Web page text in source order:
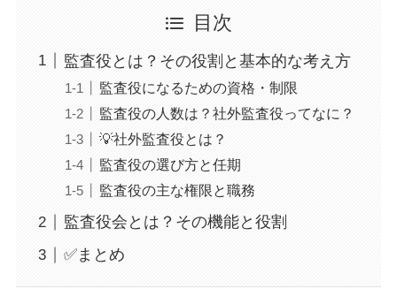
目次
監査役とは？その役割と基本的な考え方
監査役になるための資格・制限
監査役の人数は？社外監査役ってなに？
💡社外監査役とは？
監査役の選び方と任期
監査役の主な権限と職務
監査役会とは？その機能と役割
✅まとめ